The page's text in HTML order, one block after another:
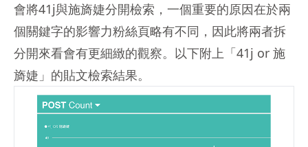
會將41j與施旖婕分開檢索，一個重要的原因在於兩
個關鍵字的影響力粉絲頁略有不同，因此將兩者拆
分開來看會有更細緻的觀察。以下附上「41j or 施
旖婕」的貼文檢索結果。